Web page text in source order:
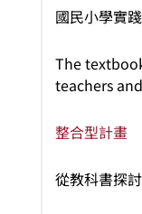
國民小學實
The
teachers
整合型計畫
從教科書探